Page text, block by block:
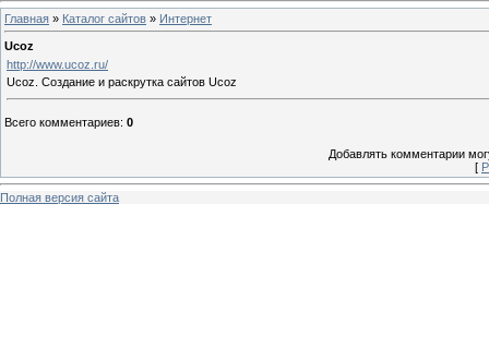
Главная » Каталог сайтов » Интернет
Ucoz
http://www.ucoz.ru/
Ucoz. Создание и раскрутка сайтов Ucoz
Всего комментариев: 0
Добавлять комментарии
[
Полная версия сайта